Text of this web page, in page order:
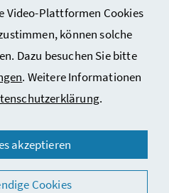
Video-Plattformen Cookies
können solche
Dazu besuchen Sie bitte
. Weitere Informationen
.
akzeptieren
Cookies
Arbeit, Soziales, Gesundheit,